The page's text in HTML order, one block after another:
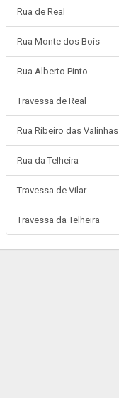
Rua de Real
Rua Monte dos Bois
Rua Alberto Pinto
Travessa de Real
Rua Ribeiro das Valinhas
Rua da Telheira
Travessa de Vilar
Travessa da Telheira